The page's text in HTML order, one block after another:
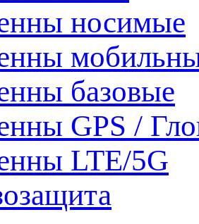
носимые
базовые
GPS /
LTE/5G